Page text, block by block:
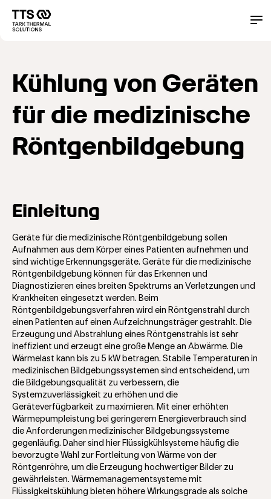
zum
Inhalt
Kühlung von Geräten
für die medizinische
Röntgenbildgebung
Einleitung
Geräte für die medizinische Röntgenbildgebung sollen
Aufnahmen aus dem Körper eines Patienten aufnehmen und
sind wichtige Erkennungsgeräte. Geräte für die medizinische
Röntgenbildgebung können für das Erkennen und
Diagnostizieren eines breiten Spektrums an Verletzungen und
Krankheiten eingesetzt werden. Beim
Röntgenbildgebungsverfahren wird ein Röntgenstrahl durch
einen Patienten auf einen Aufzeichnungsträger gestrahlt. Die
Erzeugung und Abstrahlung eines Röntgenstrahls ist sehr
ineffizient und erzeugt eine große Menge an Abwärme. Die
Wärmelast kann bis zu 5 kW betragen. Stabile Temperaturen in
medizinischen Bildgebungssystemen sind entscheidend, um
die Bildgebungsqualität zu verbessern, die
Systemzuverlässigkeit zu erhöhen und die
Geräteverfügbarkeit zu maximieren. Mit einer erhöhten
Wärmepumpleistung bei geringerem Energieverbrauch sind
die Anforderungen medizinischer Bildgebungssysteme
gegenläufig. Daher sind hier Flüssigkühlsysteme häufig die
bevorzugte Wahl zur Fortleitung von Wärme von der
Röntgenröhre, um die Erzeugung hochwertiger Bilder zu
gewährleisten. Wärmemanagementsysteme mit
Flüssigkeitskühlung bieten höhere Wirkungsgrade als solche